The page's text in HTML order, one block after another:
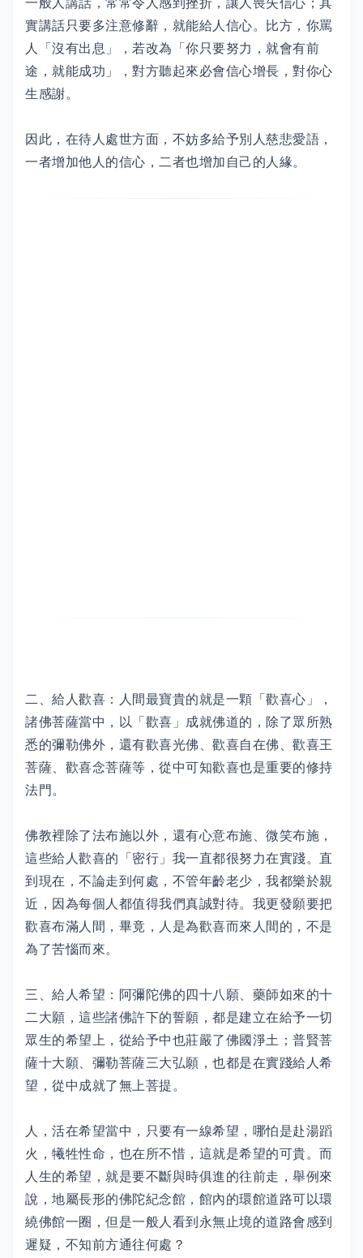
一般人講話，常常令人感到挫折，讓人喪失信心；其
實講話只要多注意修辭，就能給人信心。比方，你罵
人「沒有出息」，若改為「你只要努力，就會有前
途，就能成功」，對方聽起來必會信心增長，對你心
生感謝。
因此，在待人處世方面，不妨多給予別人慈悲愛語，
一者增加他人的信心，二者也增加自己的人緣。
二、給人歡喜：人間最寶貴的就是一顆「歡喜心」，
諸佛菩薩當中，以「歡喜」成就佛道的，除了眾所熟
悉的彌勒佛外，還有歡喜光佛、歡喜自在佛、歡喜王
菩薩、歡喜念菩薩等，從中可知歡喜也是重要的修持
法門。
佛教裡除了法布施以外，還有心意布施、微笑布施，
這些給人歡喜的「密行」我一直都很努力在實踐。直
到現在，不論走到何處，不管年齡老少，我都樂於親
近，因為每個人都值得我們真誠對待。我更發願要把
歡喜布滿人間，畢竟，人是為歡喜而來人間的，不是
為了苦惱而來。
三、給人希望：阿彌陀佛的四十八願、藥師如來的十
二大願，這些諸佛許下的誓願，都是建立在給予一切
眾生的希望上，從給予中也莊嚴了佛國淨土；普賢菩
薩十大願、彌勒菩薩三大弘願，也都是在實踐給人希
望，從中成就了無上菩提。
人，活在希望當中，只要有一線希望，哪怕是赴湯蹈
火，犧牲性命，也在所不惜，這就是希望的可貴。而
人生的希望，就是要不斷與時俱進的往前走，舉例來
說，地屬長形的佛陀紀念館，館內的環館道路可以環
繞佛館一圈，但是一般人看到永無止境的道路會感到
遲疑，不知前方通往何處？